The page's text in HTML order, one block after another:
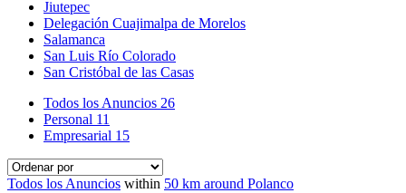
Jiutepec
Delegación Cuajimalpa de Morelos
Salamanca
San Luis Río Colorado
San Cristóbal de las Casas
Todos los Anuncios 26
Personal 11
Empresarial 15
Todos los Anuncios within 50 km around Polanco